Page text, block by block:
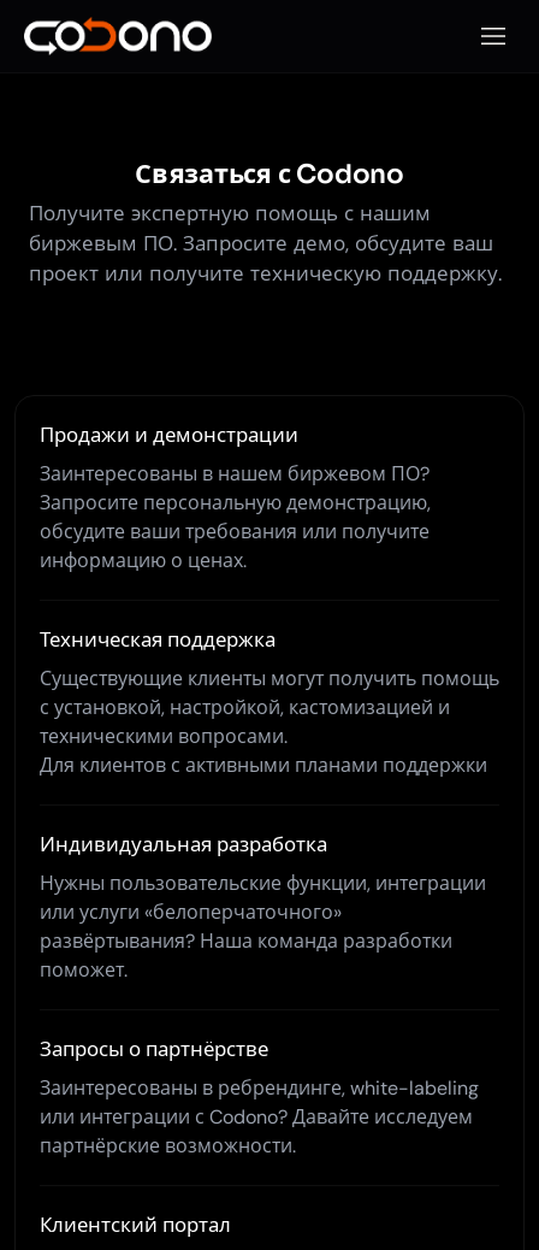
Связаться с Codono
Получите экспертную помощь с нашим
биржевым ПО. Запросите демо, обсудите ваш
проект или получите техническую поддержку.
Продажи и демонстрации
Заинтересованы в нашем биржевом ПО?
Запросите персональную демонстрацию,
обсудите ваши требования или получите
информацию о ценах.
Техническая поддержка
Существующие клиенты могут получить помощь
с установкой, настройкой, кастомизацией и
техническими вопросами.
Для клиентов с активными планами поддержки
Индивидуальная разработка
Нужны пользовательские функции, интеграции
или услуги «белоперчаточного»
развёртывания? Наша команда разработки
поможет.
Запросы о партнёрстве
Заинтересованы в ребрендинге, white-labeling
или интеграции с Codono? Давайте исследуем
партнёрские возможности.
Клиентский портал